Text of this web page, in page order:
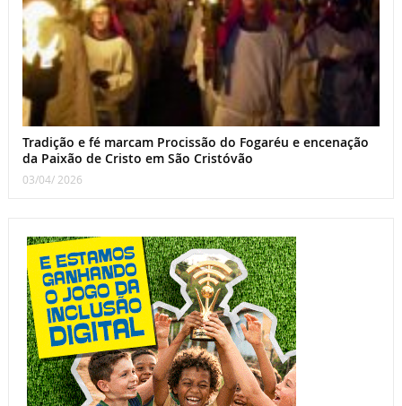
Tradição e fé marcam Procissão do Fogaréu e encenação
da Paixão de Cristo em São Cristóvão
03/04/ 2026